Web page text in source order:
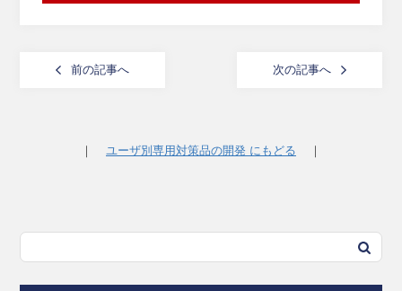
前の記事へ 次の記事へ
｜ ユーザ別専用対策品の開発 にもどる ｜